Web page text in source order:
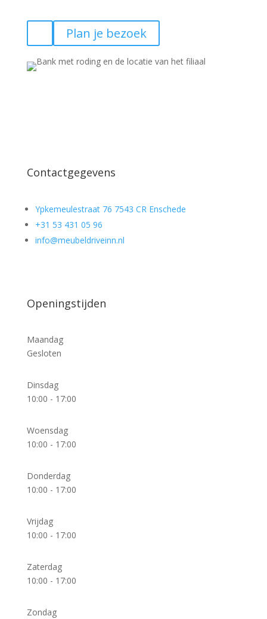
Plan je bezoek
Contactgegevens
Ypkemeulestraat 76 7543 CR Enschede
+31 53 431 05 96
info@meubeldriveinn.nl
Openingstijden
Maandag
Gesloten
Dinsdag
10:00 - 17:00
Woensdag
10:00 - 17:00
Donderdag
10:00 - 17:00
Vrijdag
10:00 - 17:00
Zaterdag
10:00 - 17:00
Zondag